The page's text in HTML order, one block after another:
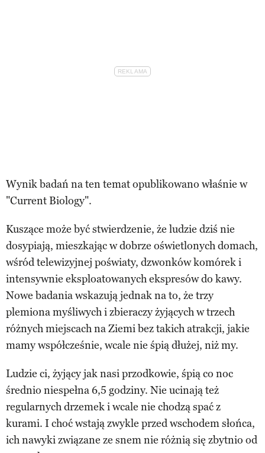
Wynik badań na ten temat opublikowano właśnie w
"Current Biology".
Kuszące może być stwierdzenie, że ludzie dziś nie
dosypiają, mieszkając w dobrze oświetlonych domach,
wśród telewizyjnej poświaty, dzwonków komórek i
intensywnie eksploatowanych ekspresów do kawy.
Nowe badania wskazują jednak na to, że trzy
plemiona myśliwych i zbieraczy żyjących w trzech
różnych miejscach na Ziemi bez takich atrakcji, jakie
mamy współcześnie, wcale nie śpią dłużej, niż my.
Ludzie ci, żyjący jak nasi przodkowie, śpią co noc
średnio niespełna 6,5 godziny. Nie ucinają też
regularnych drzemek i wcale nie chodzą spać z
kurami. I choć wstają zwykle przed wschodem słońca,
ich nawyki związane ze snem nie różnią się zbytnio od